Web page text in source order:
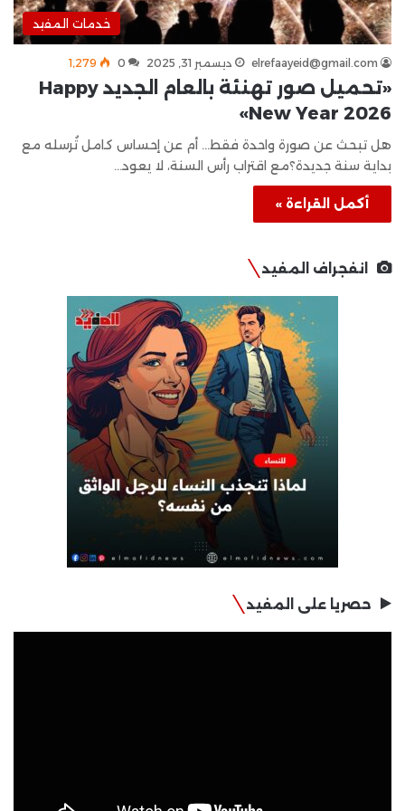
خدمات المفيد
elrefaayeid@gmail.com ديسمبر 31, 2025 0 1٬279
«تحميل صور تهنئة بالعام الجديد Happy
New Year 2026»
هل تبحث عن صورة واحدة فقط… أم عن إحساس كامل تُرسله مع
بداية سنة جديدة؟مع اقتراب رأس السنة، لا يعود…
أكمل القراءة »
انفجراف المفيد
حصريا على المفيد